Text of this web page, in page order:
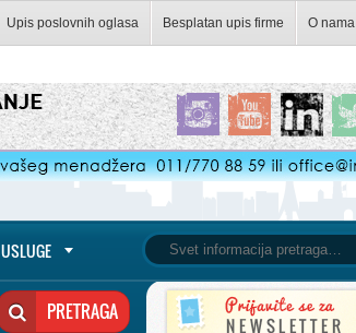
Upis poslovnih oglasa Besplatan upis firme O nama
USLUGE